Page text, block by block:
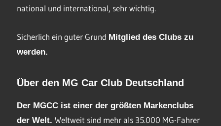
national und international, sehr wichtig.
Sicherlich ein guter Grund Mitglied des Clubs zu
werden.
Über den MG Car Club Deutschland
Der MGCC ist einer der größten Markenclubs
der Welt. Weltweit sind mehr als 35.000 MG-Fahrer